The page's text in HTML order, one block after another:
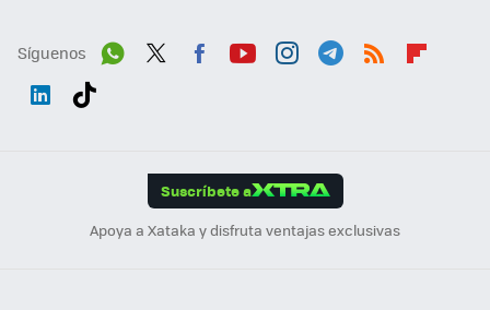
Síguenos
Suscríbete a
Apoya a Xataka y disfruta ventajas exclusivas